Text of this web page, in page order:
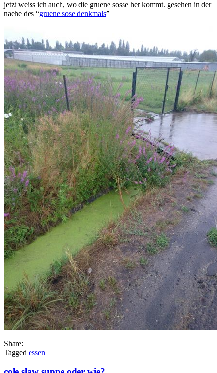
sosse
jetzt weiss ich auch, wo die gruene sosse her kommt. gesehen in der
naehe des “gruene sose denkmals”
Share:
Tagged essen